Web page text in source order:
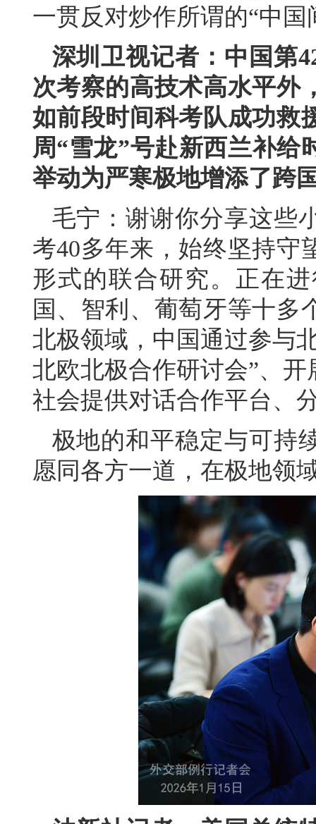
一贯反对炒作所谓的“中
深圳卫视记者：中国第
次考察的高技术高水平外
如前段时间科考队成功救
周“雪龙”号赴新西兰补给
举动为严寒极地增添了跨
毛宁：谢谢你分享这些
考40多年来，始终坚持守
形式的联合研究。正在
国、智利、葡萄牙等十多
北极领域，中国通过参与
北欧北极合作研讨会”、
社会提供对话合作平台、
极地的和平稳定与可持
愿同各方一道，在极地领